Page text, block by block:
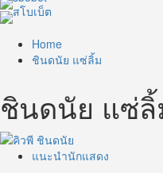
Home
ชินดนัย แซ่ลิ้ม
ชินดนัย แซ่
แนะนำนักแสดง